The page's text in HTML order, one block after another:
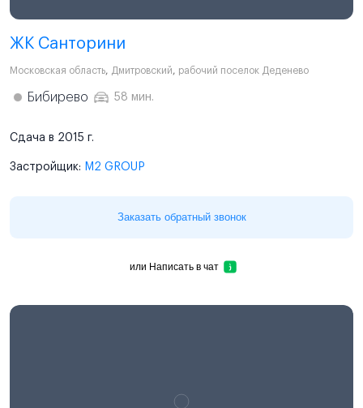
ЖК Санторини
Московская область, Дмитровский, рабочий поселок Деденево
Бибирево 58 мин.
Сдача в 2015 г.
Застройщик: M2 GROUP
Заказать обратный звонок
или Написать в чат